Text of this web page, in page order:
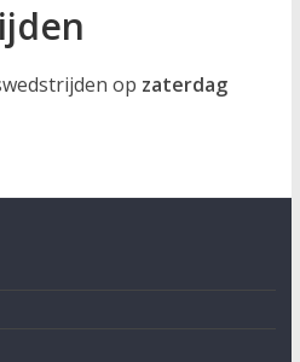
op zaterdag